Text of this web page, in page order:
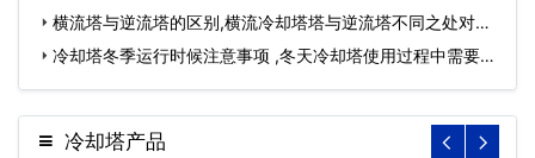
横流塔与逆流塔的区别,横流冷却塔塔与逆流塔不同之处对
比…冷却塔冬季运行时候注意事项 ,冬天冷却塔使用过程中需要
注…
冷却塔产品